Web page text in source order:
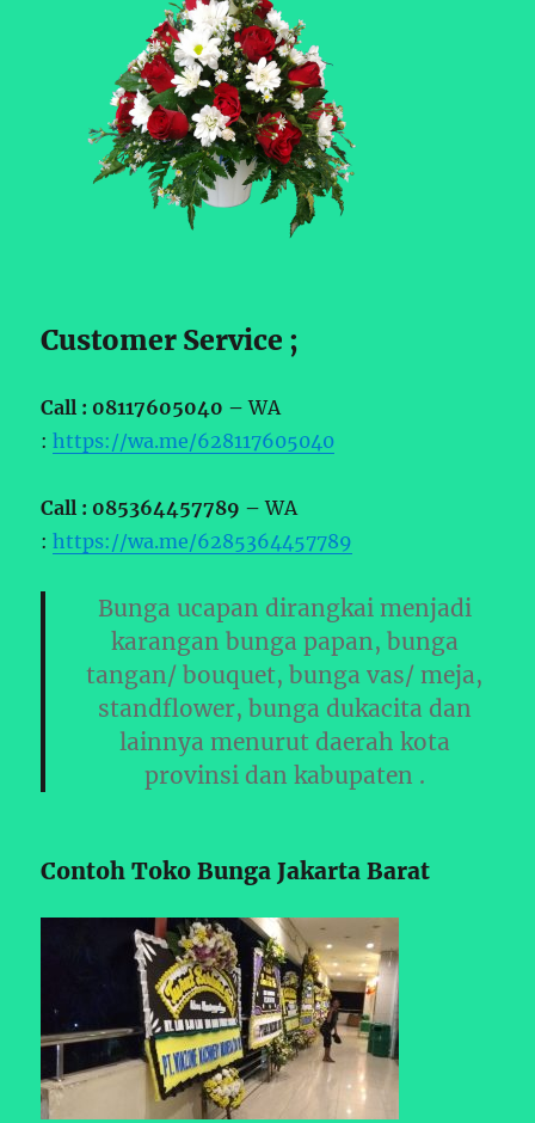
Customer Service ;
Call : 08117605040 –WA
:https://wa.me/628117605040
Call : 085364457789 –WA
:https://wa.me/6285364457789
Bunga ucapan dirangkai menjadi
karangan bunga papan, bunga
tangan/ bouquet, bunga vas/ meja,
standflower, bunga dukacita dan
lainnya menurut daerah kota
provinsi dan kabupaten .
Contoh Toko Bunga Jakarta Barat